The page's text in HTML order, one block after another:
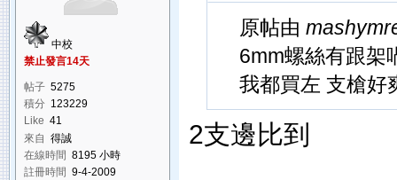
中校
禁止發言14天
帖子 5275
積分 123229
Like 41
來自 得誠
在線時間 8195 小時
註冊時間 9-4-2009
原帖由
6mm螺絲有跟架
我都買左 支槍好
2支邊比到